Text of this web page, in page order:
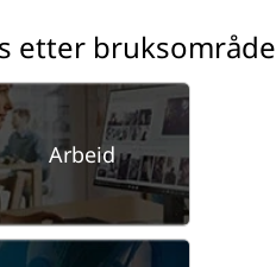
etter bruksområde
Arbeid